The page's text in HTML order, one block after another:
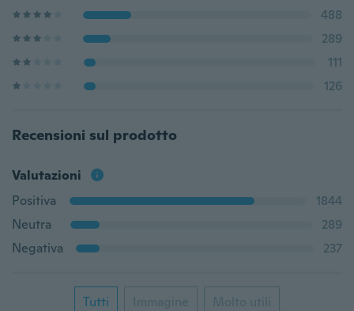
488
289
111
126
Recensioni sul prodotto
Valutazioni
Positiva
1844
Neutra
289
Negativa
237
Tutti Immagine Molto utili